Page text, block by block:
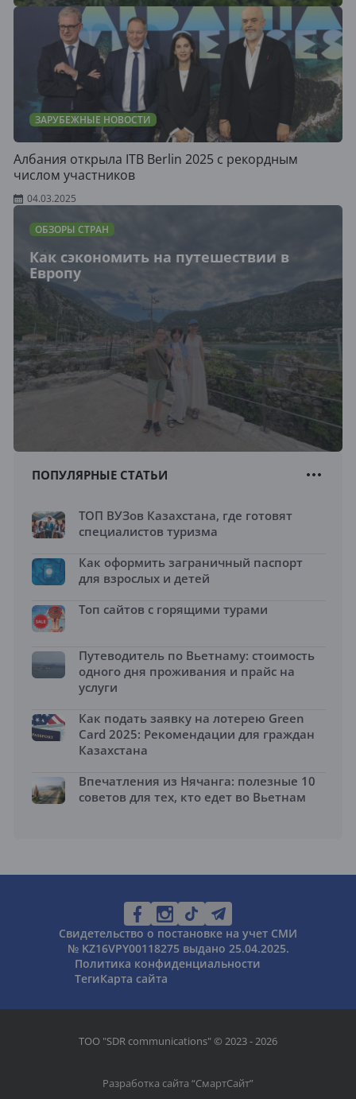
ЗАРУБЕЖНЫЕ НОВОСТИ
Албания открыла ITB Berlin 2025 с рекордным
числом участников
04.03.2025
ОБЗОРЫ СТРАН
Как сэкономить на путешествии в
Европу
ПОПУЛЯРНЫЕ СТАТЬИ
ТОП ВУЗов Казахстана, где готовят
специалистов туризма
Как оформить заграничный паспорт
для взрослых и детей
Топ сайтов с горящими турами
Путеводитель по Вьетнаму: стоимость
одного дня проживания и прайс на
услуги
Как подать заявку на лотерею Green
Card 2025: Рекомендации для граждан
Казахстана
Впечатления из Нячанга: полезные 10
советов для тех, кто едет во Вьетнам
Свидетельство о постановке на учет СМИ
№ KZ16VPY00118275 выдано 25.04.2025.
Политика конфиденциальности
ТегиКарта сайта
ТОО "SDR communications" © 2023 - 2026
Разработка сайта “СмартСайт”